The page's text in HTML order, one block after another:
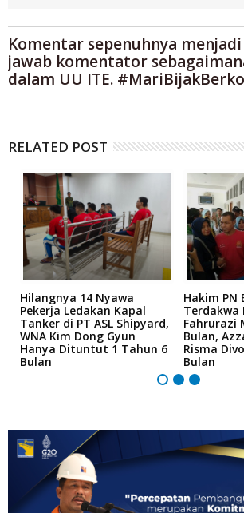
Komentar sepenuhnya
jawab komentator
dalam UU ITE.
RELATED POST
Hilangnya 14 Nyawa
Pekerja Ledakan Kapal
Tanker di PT ASL Shipyard,
WNA Kim Dong Gyun
Hanya Dituntut 1 Tahun 6
Bulan
Hakim PN
Terdakwa
Fahrurazi
Bulan,
Risma
Bulan